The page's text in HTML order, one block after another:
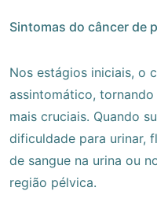
Sintomas do câncer de
Nos estágios iniciais, o
assintomático,
mais cruciais. Quando
dificuldade para urinar,
de sangue na urina ou
região pélvica.